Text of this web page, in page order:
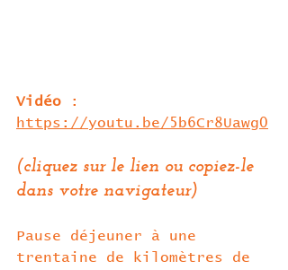
Vidéo
:
https://youtu.be/5b6Cr8Uawg0
(cliquez sur le lien ou copiez-le
dans votre navigateur)
Pause déjeuner à une
trentaine de kilomètres de